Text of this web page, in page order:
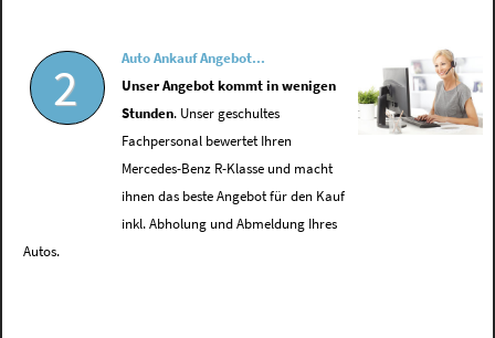
2
Auto Ankauf Angebot...
Unser Angebot kommt in wenigen
Stunden. Unser geschultes
Fachpersonal bewertet Ihren
Mercedes-Benz R-Klasse und macht
ihnen das beste Angebot für den Kauf
inkl. Abholung und Abmeldung Ihres
Autos.